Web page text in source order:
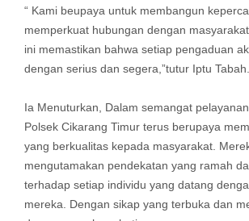
“ Kami beupaya untuk membangun
memperkuat hubungan dengan
ini memastikan bahwa setiap pengaduan
dengan serius dan segera,”tutur Iptu Tabah.
Ia Menuturkan, Dalam semangat
Polsek Cikarang Timur terus berupaya
yang berkualitas kepada masyarakat.
mengutamakan pendekatan yang ramah
terhadap setiap individu yang datang
mereka. Dengan sikap yang terbuka dan